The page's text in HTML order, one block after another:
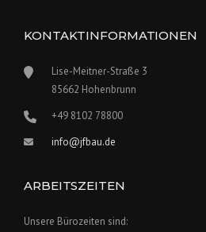
KONTAKTINFORMATIONEN
Lise-Meitner-Straße 3
85662 Hohenbrunn
+49 8102 78800
info@jfbau.de
ARBEITSZEITEN
Unsere Bürozeiten sind: